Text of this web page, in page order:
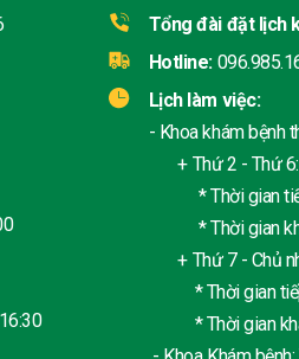
Tổng đài đặt lịch
Hotline:
Lịch làm việc:
- Khoa khám bệnh
+ Thứ 2 - Thứ 6:
* Thời gian
* Thời gian
+ Thứ 7 - Chủ
* Thời gian tiếp
* Thời gian